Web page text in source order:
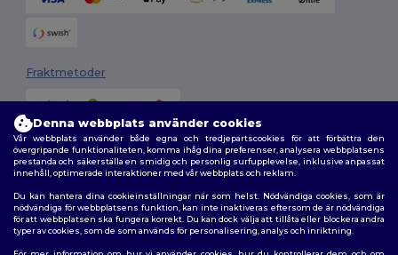
Fraktmetoder
Följ oss
Denna webbplats använder cookies
Vår webbplats använder både egna och tredjepartscookies för att förbättra den
övergripande funktionaliteten, komma ihåg dina preferenser, analysera webbplatsens
prestanda och säkerställa en smidig och personlig surfupplevelse, inklusive anpassat
innehåll, optimerade interaktioner med vår webbplats och reklam.
Du kan hantera dina cookieinställningar när som helst. Nödvändiga cookies, som är
nödvändiga för webbplatsens funktion, kan inte inaktiveras eftersom de är nödvändiga
för att webbplatsen ska fungera korrekt. Du kan dock välja att tillåta eller blockera andra
typer av cookies, som de som används för personalisering, analys och inriktning.